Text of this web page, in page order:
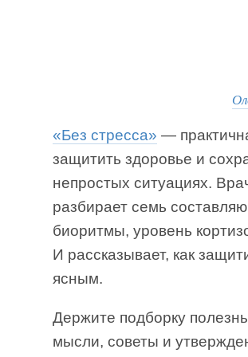
«Без стресса» —
защитить здоровье и
непростых ситуациях.
разбирает семь
биоритмы, уровень
И рассказывает, как
ясным.
Держите подборку
мысли, советы и